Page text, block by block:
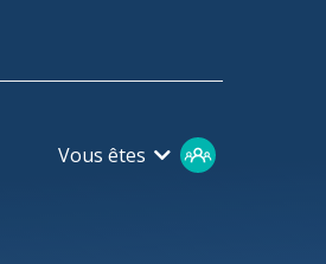
Vous êtes